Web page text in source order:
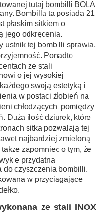
tutaj bombilli BOLA
Bombilla ta posiada 21
płaskim sitkiem o
jego odkręcenia.
ustnik tej bombilli sprawia,
Ponadto
ze stali
o jej wysokiej
swoją estetyką i
w postaci żłobień na
chłodzących, pomiędzy
Duża ilość dziurek, które
sitka pozwalają tej
najbardziej zmieloną
zapomnieć o tym, że
przydatna i
do czyszczenia bombilli.
w przyciągające
ze stali INOX